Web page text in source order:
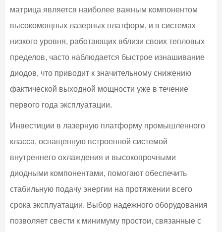
матрица является наиболее важным компонентом
высокомощных лазерных платформ, и в системах
низкого уровня, работающих вблизи своих тепловых
пределов, часто наблюдается быстрое изнашивание
диодов, что приводит к значительному снижению
фактической выходной мощности уже в течение
первого года эксплуатации.
Инвестиции в лазерную платформу промышленного
класса, оснащенную встроенной системой
внутреннего охлаждения и высокопрочными
диодными компонентами, помогают обеспечить
стабильную подачу энергии на протяжении всего
срока эксплуатации. Выбор надежного оборудования
позволяет свести к минимуму простои, связанные с